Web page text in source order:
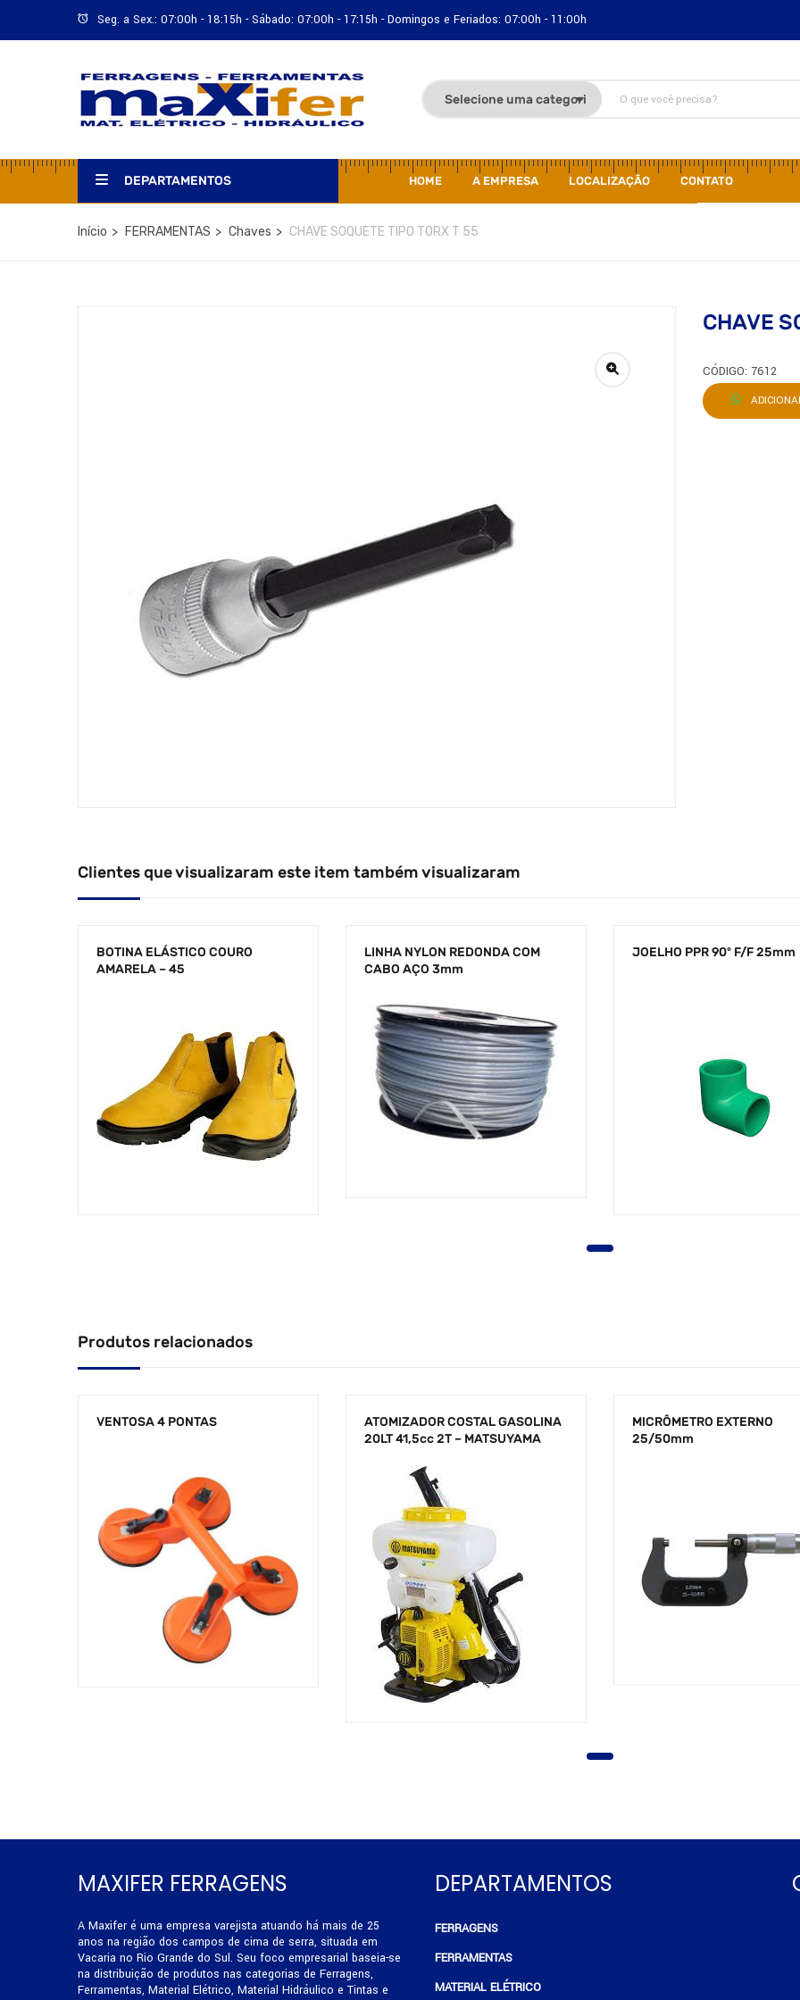
Seg. a Sex.: 07:00h - 18:15h - Sábado: 07:00h - 17:15h - Domingos e Feriados: 07:00h - 11:00h
DEPARTAMENTOS HOME A EMPRESA LOCALIZAÇÃO CONTATO
Início FERRAMENTAS Chaves CHAVE SOQUETE TIPO TORX T 55
CHAVE
CÓDIGO: 7612
Clientes que visualizaram este item também visualizaram
BOTINA ELÁSTICO COURO
AMARELA – 45
LINHA NYLON REDONDA COM
CABO AÇO 3mm
JOELHO PPR 90º F/F 25mm
Produtos relacionados
VENTOSA 4 PONTAS
ATOMIZADOR COSTAL GASOLINA
20LT 41,5cc 2T – MATSUYAMA
MICRÔMETRO EXTERNO
25/50mm
MAXIFER FERRAGENS
A Maxifer é uma empresa varejista atuando há mais de 25
anos na região dos campos de cima de serra, situada em
Vacaria no Rio Grande do Sul. Seu foco empresarial baseia-se
na distribuição de produtos nas categorias de Ferragens,
Ferramentas, Material Elétrico, Material Hidráulico e Tintas e
DEPARTAMENTOS
FERRAGENS
FERRAMENTAS
MATERIAL ELÉTRICO